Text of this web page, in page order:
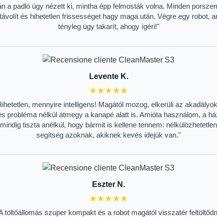
a padló úgy nézett ki, mintha épp felmosták volna. Minden
és hihetetlen frissességet hagy maga után. Végre egy robot,
tényleg úgy takarít, ahogy ígéri!"
Levente K.
★★★★★
mennyire intelligens! Magától mozog, elkerüli az
probléma nélkül átmegy a kanapé alatt is. Amióta használom, a
mindig tiszta anélkül, hogy bármit is kellene tennem: nélkülözhetetlen
segítség azoknak, akiknek kevés idejük van."
Eszter N.
★★★★★
töltőállomás szuper kompakt és a robot magától visszatér